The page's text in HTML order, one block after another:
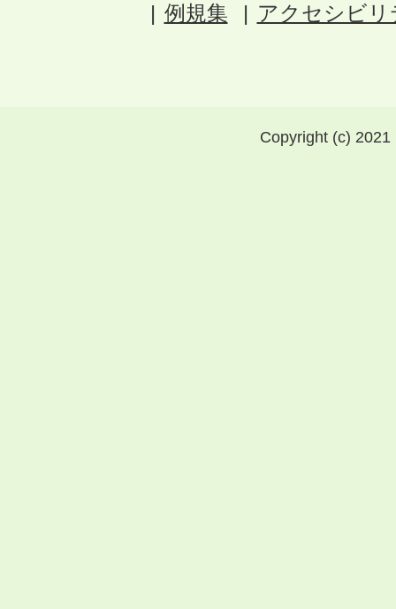
例規集
アクセシビ
Copyright (c)